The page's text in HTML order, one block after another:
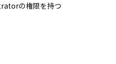
の権限を持つ